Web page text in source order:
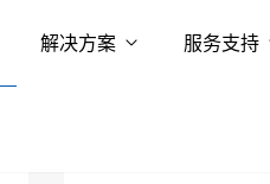
解决方案 服务支持